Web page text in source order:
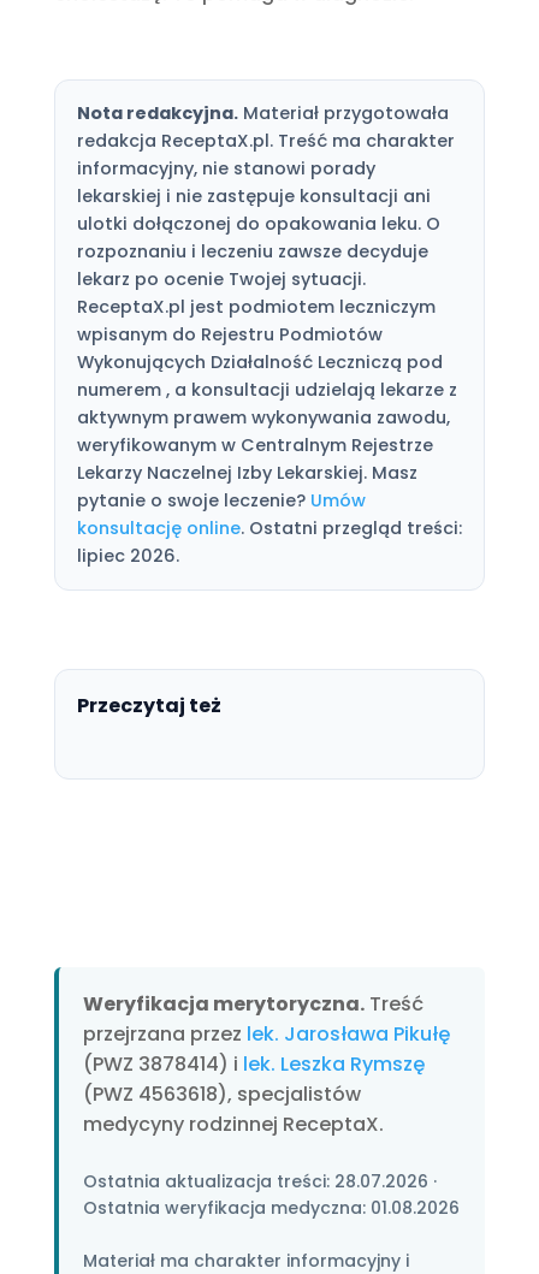
Nota redakcyjna.Materiał przygotowała
redakcja ReceptaX.pl. Treść ma charakter
informacyjny, nie stanowi porady
lekarskiej i nie zastępuje konsultacji ani
ulotki dołączonej do opakowania leku. O
rozpoznaniu i leczeniu zawsze decyduje
lekarz po ocenie Twojej sytuacji.
ReceptaX.pl jest podmiotem leczniczym
wpisanym do Rejestru Podmiotów
Wykonujących Działalność Leczniczą pod
numerem , a konsultacji udzielają lekarze z
aktywnym prawem wykonywania zawodu,
weryfikowanym w Centralnym Rejestrze
Lekarzy Naczelnej Izby Lekarskiej. Masz
pytanie o swoje leczenie? Umów
konsultację online. Ostatni przegląd treści:
lipiec 2026.
Przeczytaj też
Weryfikacja merytoryczna.Treść
przejrzana przez lek. Jarosława Pikułę
(PWZ 3878414) i lek. Leszka Rymszę
(PWZ 4563618), specjalistów
medycyny rodzinnej ReceptaX.
Ostatnia aktualizacja treści: 28.07.2026 ·
Ostatnia weryfikacja medyczna: 01.08.2026
Materiał ma charakter informacyjny i